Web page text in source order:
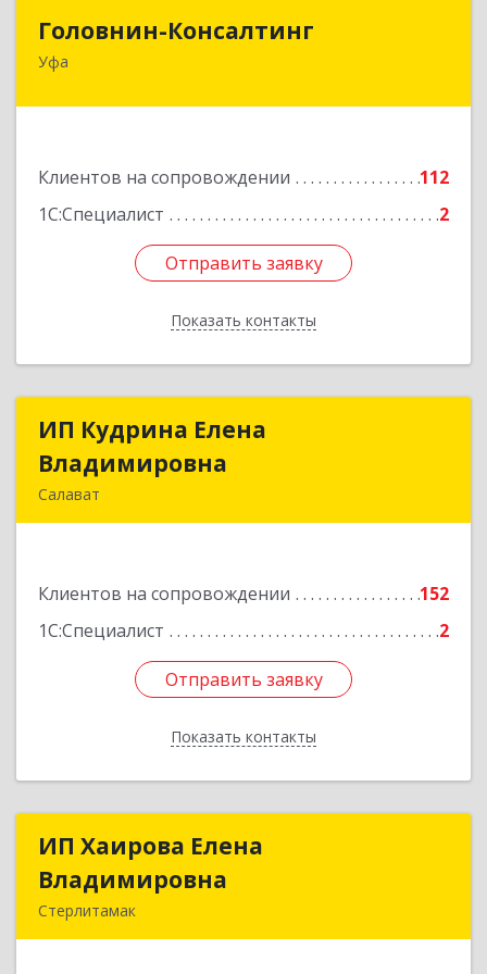
Головнин-Консалтинг
Уфа
Клиентов на сопровождении
112
1С:Специалист
2
Отправить заявку
Показать контакты
450006, Башкортостан Респ, Уфа г, Ленина ул,
Отправить заявку
Назад
ИП Кудрина Елена
Владимировна
Салават
Клиентов на сопровождении
152
1С:Специалист
2
Отправить заявку
Показать контакты
ИП Кудрина Елена
Подробнее
Отправить заявку
Назад
ИП Хаирова Елена
Владимировна
Стерлитамак
ИП Хаирова Елена